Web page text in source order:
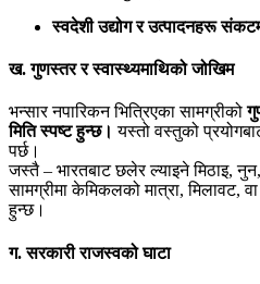
स्वदेशी उद्योग र उत्पादनहरू
ख. गुणस्तर र स्वास्थ्यमाथिको जोखिम
भन्सार नपारिकन भित्रिएका सामग्रीको
मिति स्पष्ट हुन्छ। यस्तो वस्तुको
पर्छ।
जस्तै – भारतबाट छलेर ल्याइने मिठाइ,
सामग्रीमा केमिकलको मात्रा, मिलावट,
हुन्छ।
ग. सरकारी राजस्वको घाटा